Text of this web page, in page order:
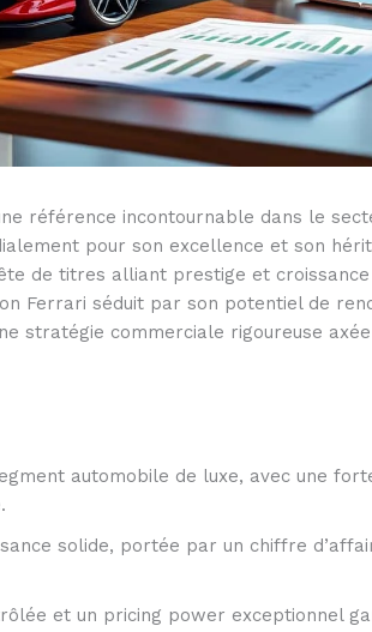
référence incontournable dans le
pour son excellence et son
de titres alliant prestige et
Ferrari séduit par son potentiel de
stratégie commerciale rigoureuse
automobile de luxe, avec une
solide, portée par un chiffre
et un pricing power exceptionnel